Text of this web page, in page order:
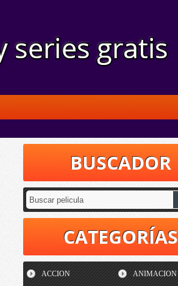
BUSCADOR
CATEGORÍAS
ACCION ANIMACION